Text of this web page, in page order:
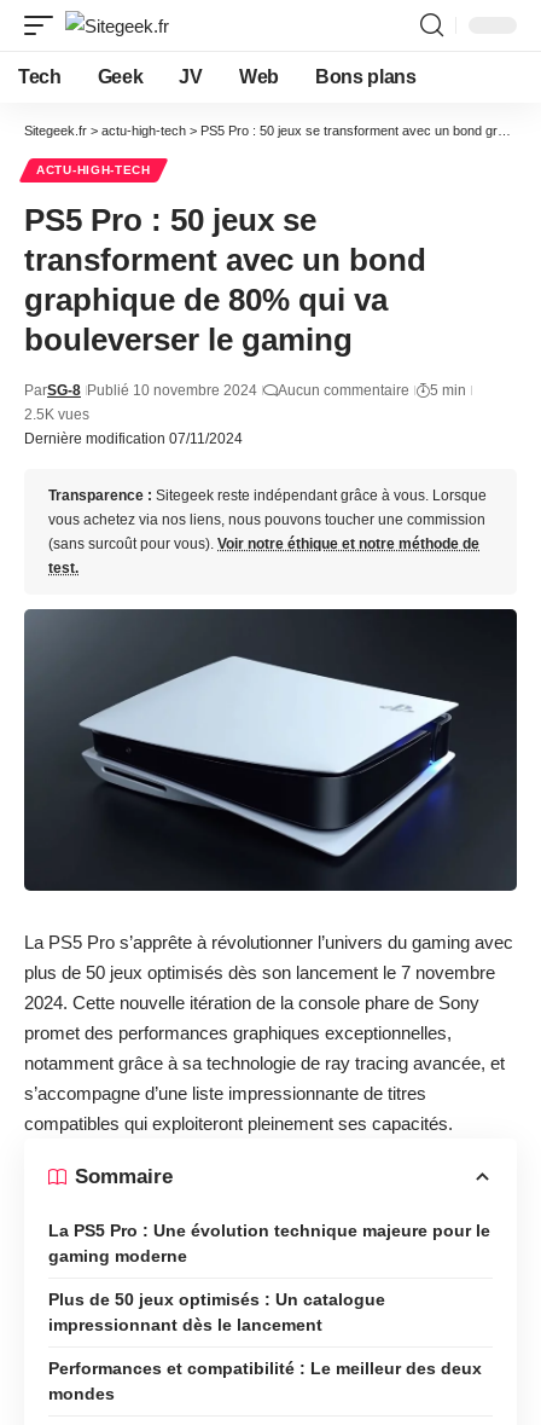
Tech Geek JV Web Bons plans
Sitegeek.fr > actu-high-tech > PS5 Pro : 50 jeux se transforment avec un bond graphique de 80% qui va bouleverser le gaming
ACTU-HIGH-TECH
PS5 Pro : 50 jeux se
transforment avec un bond
graphique de 80% qui va
bouleverser le gaming
Dernière modification 07/11/2024
ParSG-8 Publié 10 novembre 2024 Aucun commentaire
5 min
2.5K vues
Transparence : Sitegeek reste indépendant grâce à vous. Lorsque
vous achetez via nos liens, nous pouvons toucher une commission
(sans surcoût pour vous). Voir notre éthique et notre méthode de
test.
La PS5 Pro s’apprête à révolutionner l’univers du gaming avec
plus de 50 jeux optimisés dès son lancement le 7 novembre
2024. Cette nouvelle itération de la console phare de Sony
promet des performances graphiques exceptionnelles,
notamment grâce à sa technologie de ray tracing avancée, et
s’accompagne d’une liste impressionnante de titres
compatibles qui exploiteront pleinement ses capacités.
Sommaire
La PS5 Pro : Une évolution technique majeure pour le
gaming moderne
Plus de 50 jeux optimisés : Un catalogue
impressionnant dès le lancement
Performances et compatibilité : Le meilleur des deux
mondes